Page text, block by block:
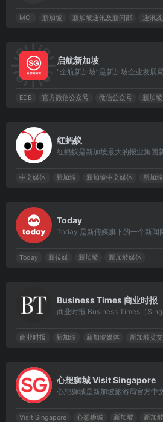
MCI 新加坡 新加坡通讯及新闻部 通讯
启航新加坡
EDB 官方微信公众号 微信公众号 新加坡
红蚂蚁
中文媒体 新加坡 新加坡中文媒体 新加
Today
Today 新传媒 新加坡 新加坡媒体
Business Times 商业时报
商业时报 新加坡 新加坡媒体 新加坡英
心想狮城 Visit Singapore
心想狮城是新加坡旅游局官方中
Visit Singapore 心想狮城 新加坡 新加